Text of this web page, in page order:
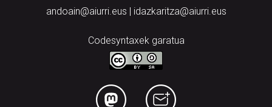
andoain@aiurri.eus | idazkaritza@aiurri.eus
Codesyntaxek garatua